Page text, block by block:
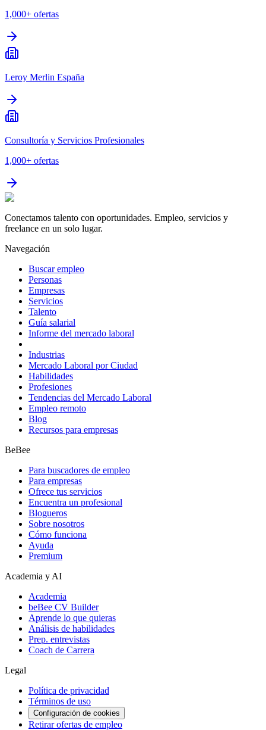
1,000+ ofertas
Leroy Merlin España
Consultoría y Servicios Profesionales
1,000+ ofertas
Conectamos talento con oportunidades. Empleo, servicios y
freelance en un solo lugar.
Navegación
Buscar empleo
Personas
Empresas
Servicios
Talento
Guía salarial
Informe del mercado laboral
Industrias
Mercado Laboral por Ciudad
Habilidades
Profesiones
Tendencias del Mercado Laboral
Empleo remoto
Blog
Recursos para empresas
BeBee
Para buscadores de empleo
Para empresas
Ofrece tus servicios
Encuentra un profesional
Blogueros
Sobre nosotros
Cómo funciona
Ayuda
Premium
Academia y AI
Academia
beBee CV Builder
Aprende lo que quieras
Análisis de habilidades
Prep. entrevistas
Coach de Carrera
Legal
Política de privacidad
Términos de uso
Configuración de cookies
Retirar ofertas de empleo